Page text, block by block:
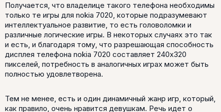
Получается, что владелице такого телефона необходимы
только те игры для nokia 7020, которые подразумевают
интеллектуальное развитие, то есть головоломки и
различные логические игры. В некоторых случаях это так
и есть, и благодаря тому, что разрешающая способность
дисплея телефона nokia 7020 составляет 240x320
пикселей, потребность в аналогичных играх может быть
полностью удовлетворена.
Тем не менее, есть и один динамичный жанр игр, который,
как правило, очень нравится девушкам. Речь идет о